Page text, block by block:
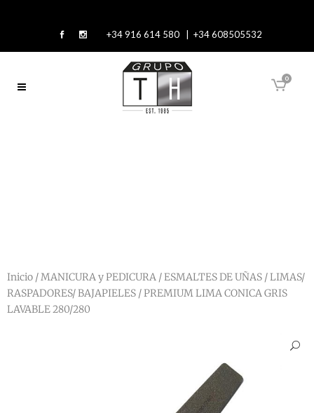
+34 916 614 580 | +34 608505532
0
Inicio /MANICURA y PEDICURA /ESMALTES DE UÑAS /LIMAS/
RASPADORES/ BAJAPIELES / PREMIUM LIMA CONICA GRIS
LAVABLE 280/280